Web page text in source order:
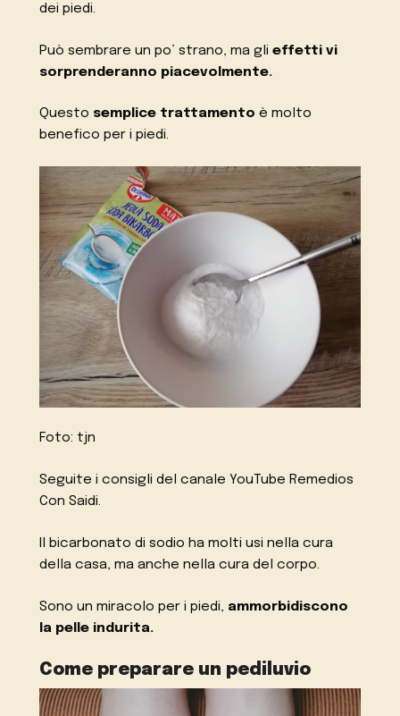
dei piedi.
Può sembrare un po’ strano, ma glieffetti vi
sorprenderanno piacevolmente.
Questo semplice trattamento è molto
benefico per i piedi.
Foto: tjn
Seguite i consigli del canale YouTube Remedios
Con Saidi.
Il bicarbonato di sodio ha molti usi nella cura
della casa, ma anche nella cura del corpo.
Sono un miracolo per i piedi, ammorbidiscono
la pelle indurita.
Come preparare un pediluvio